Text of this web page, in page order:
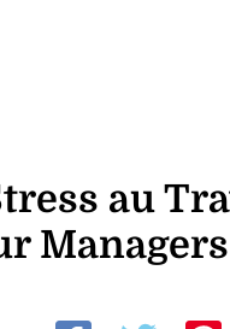
au
Managers